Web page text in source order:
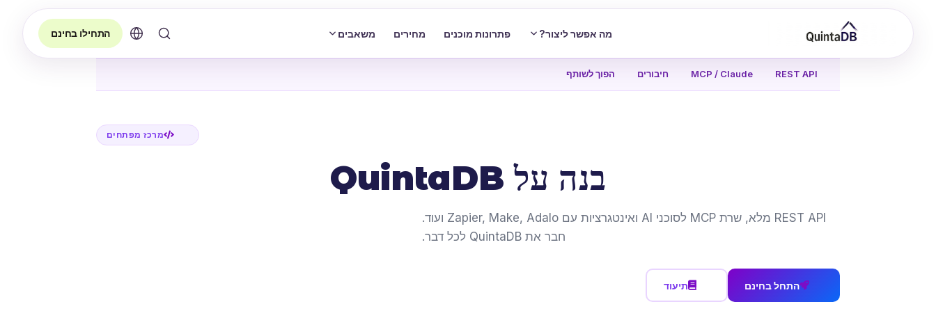
מה אפשר ליצור? פתרונות מוכנים מחירים משאבים התחילו בחינם
REST API
MCP / Claude חיבורים הפוך לשותף
מרכז מפתחים
בנה על QuintaDB
REST API מלא, שרת MCP לסוכני AI ואינטגרציות עם Zapier, Make, Adalo ועוד.
חבר את QuintaDB לכל דבר.
התחל בחינם תיעוד